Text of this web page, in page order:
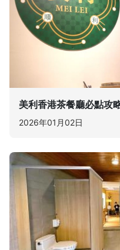
美利香港茶餐廳必點攻
2026年01月02日